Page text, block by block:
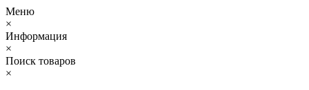
Меню
×
Информация
×
Поиск товаров
×